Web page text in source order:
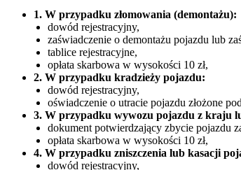
1. W przypadku złomowania (demontażu):
dowód rejestracyjny,
zaświadczenie o demontażu pojazdu lub
tablice rejestracyjne,
opłata skarbowa w wysokości 10 zł,
2. W przypadku kradzieży pojazdu:
dowód rejestracyjny,
oświadczenie o utracie pojazdu złożone
3. W przypadku wywozu pojazdu z kraju
dokument potwierdzający zbycie pojazdu
opłata skarbowa w wysokości 10 zł,
4. W przypadku zniszczenia lub kasacji
dowód rejestracyjny,